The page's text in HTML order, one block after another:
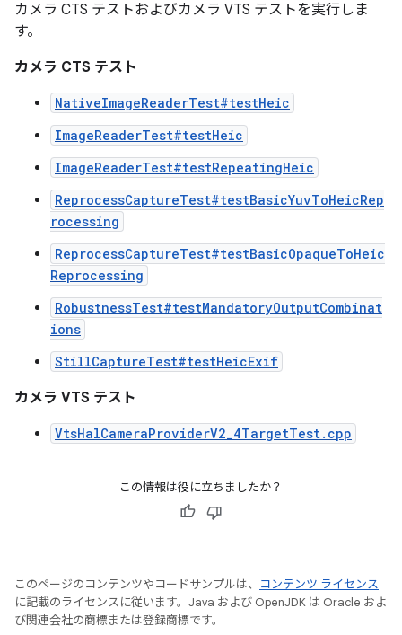
カメラ CTS テストおよびカメラ VTS テストを実行しま
す。
カメラ CTS テスト
NativeImageReaderTest#testHeic
ImageReaderTest#testHeic
ImageReaderTest#testRepeatingHeic
ReprocessCaptureTest#testBasicYuvToHeicRep
rocessing
ReprocessCaptureTest#testBasicOpaqueToHeic
Reprocessing
RobustnessTest#testMandatoryOutputCombinat
ions
StillCaptureTest#testHeicExif
カメラ VTS テスト
VtsHalCameraProviderV2_4TargetTest.cpp
この情報は役に立ちましたか？
このページのコンテンツやコードサンプルは、
コンテンツ ライセンス
に記載のライセンスに従います。Java および OpenJDK は Oracle およ
び関連会社の商標または登録商標です。